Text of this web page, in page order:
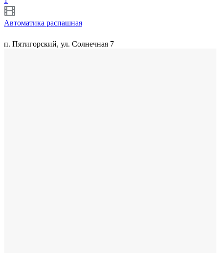
Автоматика распашная
п. Пятигорский, ул. Солнечная 7